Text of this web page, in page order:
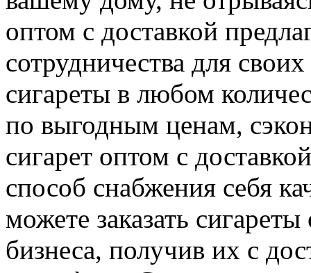
оптом с доставкой
сотрудничества для
сигареты в любом
по выгодным ценам,
сигарет оптом с
способ снабжения себя
можете заказать
бизнеса, получив их с